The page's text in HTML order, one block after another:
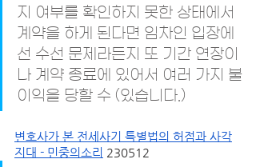
지 여부를 확인하지 못한 상태에서
계약을 하게 된다면 임차인 입장에
선 수선 문제라든지 또 기간 연장이
나 계약 종료에 있어서 여러 가지 불
이익을 당할 수 (있습니다.)
변호사가 본 전세사기 특별법의 허점과 사각
지대 - 민중의소리 230512